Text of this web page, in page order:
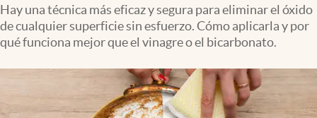
Infotechnology
Hay una técnica más eficaz y segura para eliminar el óxido
de cualquier superficie sin esfuerzo. Cómo aplicarla y por
qué funciona mejor que el vinagre o el bicarbonato.